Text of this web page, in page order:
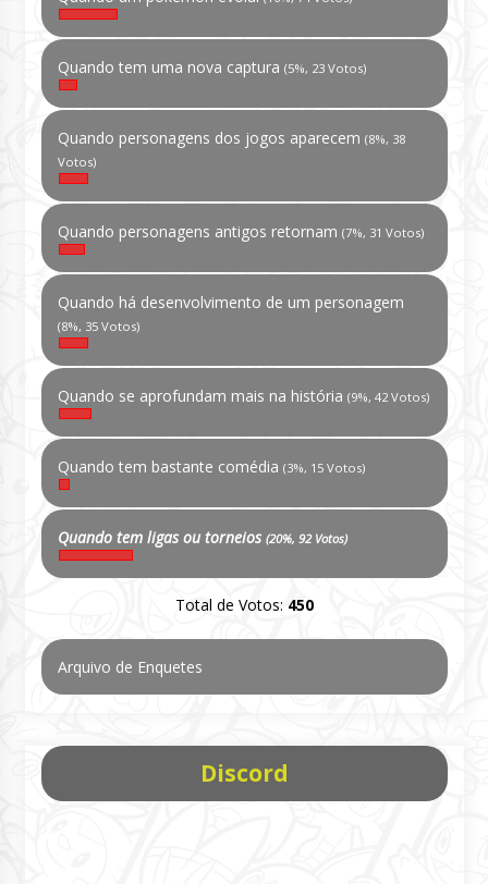
Quando tem uma nova captura (5%, 23 Votos)
Quando personagens dos jogos aparecem (8%, 38
Votos)
Quando personagens antigos retornam (7%, 31 Votos)
Quando há desenvolvimento de um personagem
(8%, 35 Votos)
Quando se aprofundam mais na história (9%, 42 Votos)
Quando tem bastante comédia (3%, 15 Votos)
Quando tem ligas ou torneios (20%, 92 Votos)
Total de Votos: 450
Arquivo de Enquetes
Discord